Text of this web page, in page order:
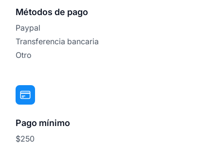
Métodos de pago
Paypal
Transferencia bancaria
Otro
Pago mínimo
$250